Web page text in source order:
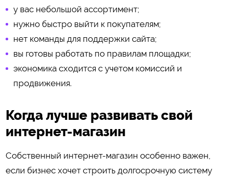
у вас небольшой ассортимент;
нужно быстро выйти к покупателям;
нет команды для поддержки сайта;
вы готовы работать по правилам площадки;
экономика сходится с учетом комиссий и
продвижения.
Когда лучше развивать свой
интернет-магазин
Собственный интернет-магазин особенно важен,
если бизнес хочет строить долгосрочную систему